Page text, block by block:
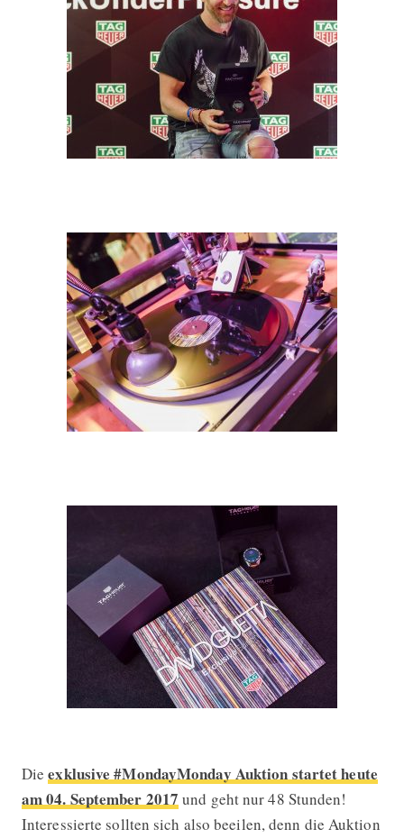
Dieexklusive #MondayMonday Auktion startet heute
am 04. September 2017und geht nur 48 Stunden!
Interessierte sollten sich also beeilen, denn die Auktion